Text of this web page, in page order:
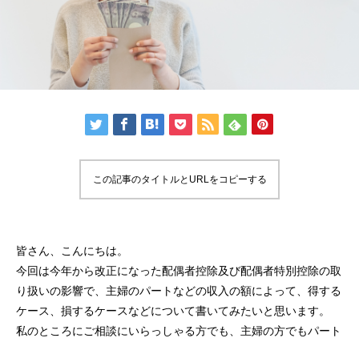
この記事のタイトルとURLをコピーする
皆さん、こんにちは。
今回は今年から改正になった配偶者控除及び配偶者特別控除の取
り扱いの影響で、主婦のパートなどの収入の額によって、得する
ケース、損するケースなどについて書いてみたいと思います。
私のところにご相談にいらっしゃる方でも、主婦の方でもパート